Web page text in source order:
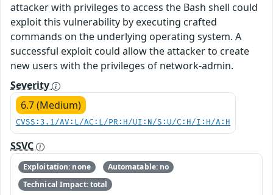
attacker with privileges to access the Bash shell could
exploit this vulnerability by executing crafted
commands on the underlying operating system. A
successful exploit could allow the attacker to create
new users with the privileges of network-admin.
Severity
6.7 (Medium)
CVSS:3.1/AV:L/AC:L/PR:H/UI:N/S:U/C:H/I:H/A:H
SSVC
Exploitation: none
Automatable: no
Technical Impact: total